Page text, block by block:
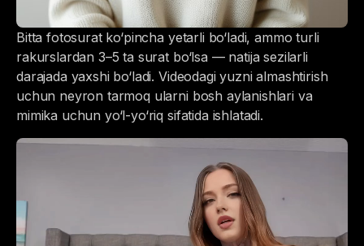
Bitta fotosurat ko‘pincha yetarli bo‘ladi, ammo turli
rakurslardan 3–5 ta surat bo‘lsa — natija sezilarli
darajada yaxshi bo‘ladi. Videodagi yuzni almashtirish
uchun neyron tarmoq ularni bosh aylanishlari va
mimika uchun yo‘l-yo‘riq sifatida ishlatadi.